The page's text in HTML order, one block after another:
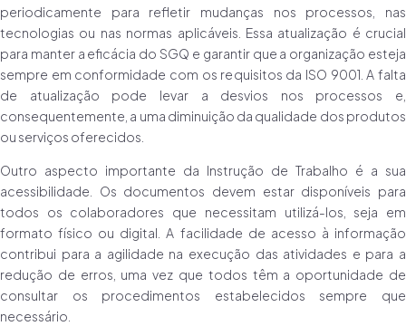
periodicamente para refletir mudanças nos processos, nas
tecnologias ou nas normas aplicáveis. Essa atualização é crucial
para manter a eficácia do SGQ e garantir que a organização esteja
sempre em conformidade com os requisitos da ISO 9001. A falta
de atualização pode levar a desvios nos processos e,
consequentemente, a uma diminuição da qualidade dos produtos
ou serviços oferecidos.
Outro aspecto importante da Instrução de Trabalho é a sua
acessibilidade. Os documentos devem estar disponíveis para
todos os colaboradores que necessitam utilizá-los, seja em
formato físico ou digital. A facilidade de acesso à informação
contribui para a agilidade na execução das atividades e para a
redução de erros, uma vez que todos têm a oportunidade de
consultar os procedimentos estabelecidos sempre que
necessário.